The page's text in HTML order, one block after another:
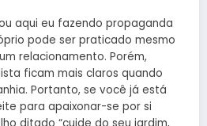
aqui eu fazendo propaganda
pode ser praticado mesmo
relacionamento. Porém,
ficam mais claros quando
Portanto, se você já está
para apaixonar-se por si
ditado “cuide do seu jardim,